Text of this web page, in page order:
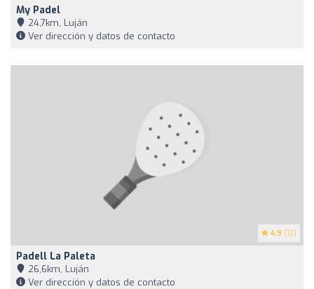
My Padel
24,7km, Luján
Ver dirección y datos de contacto
4.9 (12)
Padell La Paleta
26,6km, Luján
Ver dirección y datos de contacto